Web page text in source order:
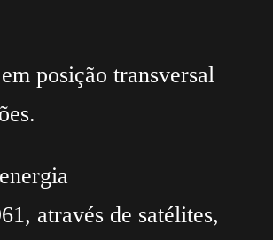
posição transversal
através de satélites,